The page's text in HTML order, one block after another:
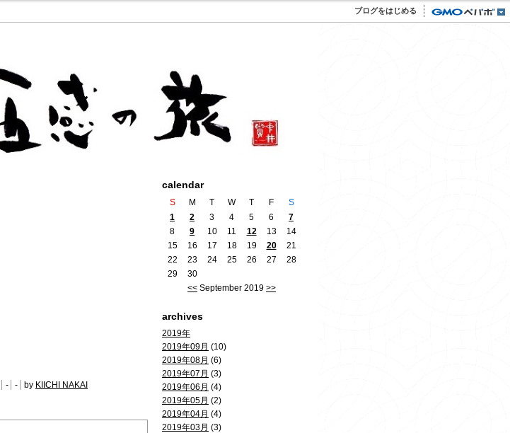
ブログをはじめる
- - by KIICHI NAKAI
calendar
S M T W T F
S
1
2 3 4 5 6
7
8
9 10 11 12 13
14
15
16 17 18 19 20
21
22
23 24 25 26 27
28
29
30
<< September 2019 >>
archives
2019年
2019年09月 (10)
2019年08月 (6)
2019年07月 (3)
2019年06月 (4)
2019年05月 (2)
2019年04月 (4)
2019年03月 (3)